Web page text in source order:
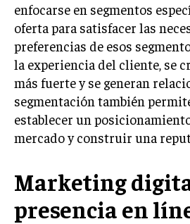
CIBERSEGURIDAD
ESTRATEGIA
EMPRESAS FAMILIARES Y
GESTIÓN DEL RIESGO
NEGOCIACIÓN Y
DERECHO EMPRESARIAL Y
GOBIERNO CORPORATIVO
enfocarse en segmentos
oferta para satisfacer las
preferencias de esos
la experiencia del cliente, se
más fuerte y se generan
segmentación también
establecer un
mercado y construir una
Marketing
presencia en